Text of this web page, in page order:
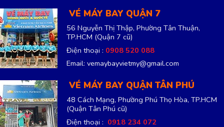
Quốc Lộ 13, Phường Thới Hoà, Bình Dương,
TP.HCM
Điện thoại :0915 699 901
Email: vemaybayvietmy@gmail.com
Đại lý cấp 2
Copyright 2013 ©CÔNG TY TNHH DU LỊCH BAY VIỆT MỸ.